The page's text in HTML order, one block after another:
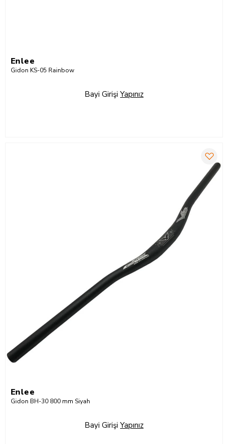
Enlee
Gidon KS-05 Rainbow
Bayi Girişi Yapınız
Enlee
Gidon BH-30 800 mm Siyah
Bayi Girişi Yapınız